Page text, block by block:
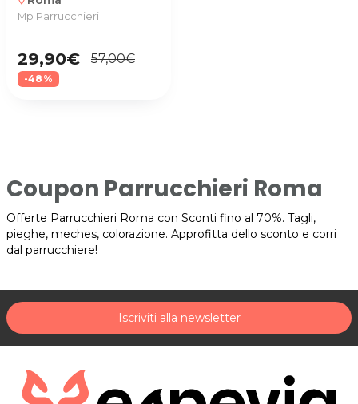
Mp Parrucchieri
29,90€ 57,00€
-48%
Coupon Parrucchieri Roma
Offerte Parrucchieri Roma con Sconti fino al 70%. Tagli,
pieghe, meches, colorazione. Approfitta dello sconto e corri
dal parrucchiere!
Iscriviti alla newsletter